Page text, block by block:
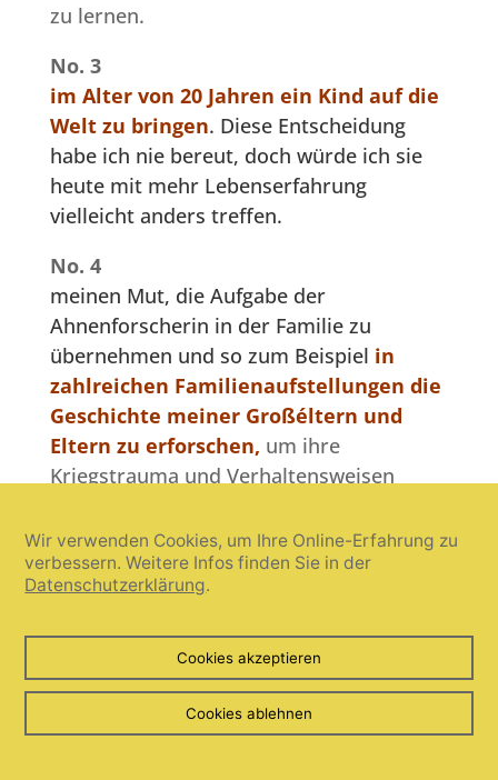
zu lernen.
No. 3
im Alter von 20 Jahren ein Kind auf die
Welt zu bringen. Diese Entscheidung
habe ich nie bereut, doch würde ich sie
heute mit mehr Lebenserfahrung
vielleicht anders treffen.
No. 4
meinen Mut, die Aufgabe der
Ahnenforscherin in der Familie zu
übernehmen und so zum Beispiel in
zahlreichen Familienaufstellungen die
Geschichte meiner Großéltern und
Eltern zu erforschen, um ihre
Kriegstrauma und Verhaltensweisen
No. 5
meinen Mut,fernab aller
Yucatan in Mexiko die Kulturstätten
der Mayapyramiden zu erkunden, ohne
Sprachkenntnisse, Geld und nur mit
Hängematte und kleinem Rucksack
Wir verwenden Cookies, um Ihre Online-Erfahrung zu
verbessern. Weitere Infos finden Sie in der
Datenschutzerklärung.
Cookies akzeptieren
Cookies ablehnen